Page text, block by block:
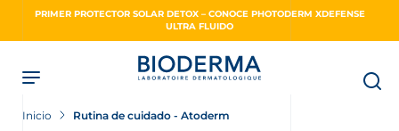
PRIMER PROTECTOR SOLAR DETOX – CONOCE PHOTODERM XDEFENSE
ULTRA FLUIDO
Inicio Rutina de cuidado - Atoderm